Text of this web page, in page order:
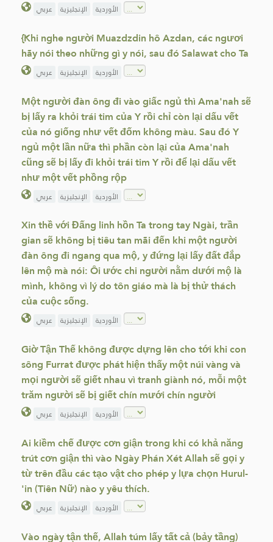
عربي الإنجليزية الأوردية
{Khi nghe người Muazdzdin hô Azdan, các ngươi
hãy nói theo những gì y nói, sau đó Salawat cho Ta
عربي الإنجليزية الأوردية
Một người đàn ông đi vào giấc ngủ thì Ama'nah sẽ
bị lấy ra khỏi trái tim của Y rồi chỉ còn lại dấu vết
của nó giống như vết đốm không màu. Sau đó Y
ngủ một lần nữa thì phần còn lại của Ama'nah
cũng sẽ bị lấy đi khỏi trái tim Y rồi để lại dấu vết
như một vết phồng rộp
عربي الإنجليزية الأوردية
Xin thề với Đấng linh hồn Ta trong tay Ngài, trần
gian sẽ không bị tiêu tan mãi đến khi một người
đàn ông đi ngang qua mộ, y đứng lại lấy đất đắp
lên mộ mà nói: Ôi ước chi người nằm dưới mộ là
mình, không vì lý do tôn giáo mà là bị thử thách
của cuộc sống.
عربي الإنجليزية الأوردية
Giờ Tận Thế không được dựng lên cho tới khi con
sông Furrat được phát hiện thấy một núi vàng và
mọi người sẽ giết nhau vì tranh giành nó, mỗi một
trăm người sẽ bị giết chín mưới chín người
عربي الإنجليزية الأوردية
Ai kiềm chế được cơn giận trong khi có khả năng
trút cơn giận thì vào Ngày Phán Xét Allah sẽ gọi y
từ trên đầu các tạo vật cho phép y lựa chọn Hurul-
'in (Tiên Nữ) nào y yêu thích.
عربي الإنجليزية الأوردية
Vào ngày tận thế, Allah túm lấy tất cả (bảy tầng)